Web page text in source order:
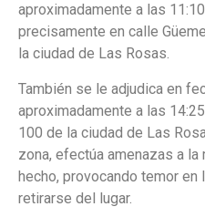
aproximadamente a las
precisamente en calle
la ciudad de Las Rosas.
También se le adjudica en
aproximadamente a las
100 de la ciudad de Las
zona, efectúa amenazas a
hecho, provocando temor en
retirarse del lugar.